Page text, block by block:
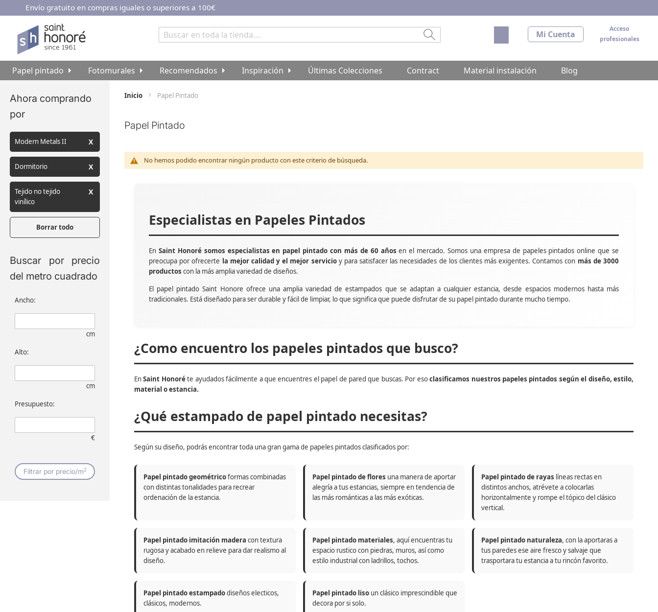
Ir
contenido
Envío gratuito en compras iguales o superiores a 100€
Acceso
profesionales
Mi Cuenta
Mi carrito
Papel pintado Fotomurales Recomendados Inspiración Últimas Colecciones Contract Material instalación Blog
Inicio Papel Pintado
Papel Pintado
No hemos podido encontrar ningún producto con este criterio de búsqueda.
Especialistas en Papeles Pintados
En Saint Honoré somos especialistas en papel pintado con más de 60 años en el mercado. Somos una empresa de papeles pintados online que se
preocupa por ofrecerte la mejor calidad y el mejor servicioy para satisfacer las necesidades de los clientes más exigentes. Contamos con más de 3000
productos con la más amplia variedad de diseños.
El papel pintado Saint Honore ofrece una amplia variedad de estampados que se adaptan a cualquier estancia, desde espacios modernos hasta más
tradicionales. Está diseñado para ser durable y fácil de limpiar, lo que significa que puede disfrutar de su papel pintado durante mucho tiempo.
¿Como encuentro los papeles pintados que busco?
EnSaint Honoréte ayudados fácilmente a que encuentres el papel de pared que buscas. Por esoclasificamos nuestros papeles pintados según el diseño, estilo,
material o estancia.
¿Qué estampado de papel pintado necesitas?
Según su diseño, podrás encontrar toda una gran gama de papeles pintados clasificados por:
Papel pintado geométricoformas combinadas
con distintas tonalidades para recrear
ordenación de la estancia.
Papel pintado de flores una manera de aportar
alegría a tus estancias, siempre en tendencia de
las más románticas a las más exóticas.
Papel pintado de rayas líneas rectas en
distintos anchos, atrévete a colocarlas
horizontalmente y rompe el tópico del clásico
vertical.
Papel pintado imitación madera con textura
rugosa y acabado en relieve para dar realismo al
diseño.
Papel pintado materiales, aquí encuentras tu
espacio rustico con piedras, muros, así como
estilo industrial con ladrillos, tochos.
Papel pintado naturaleza, con la aportaras a
tus paredes ese aire fresco y salvaje que
trasportara tu estancia a tu rincón favorito.
Papel pintado estampadodiseños electicos,
clásicos, modernos.
Papel pintado liso un clásico imprescindible que
decora por si solo.
Buscar por precio
del metro cuadrado
Ancho:
cm
Alto:
cm
Presupuesto:
€
Filtrar por precio/m2
Ahora comprando
por
Modern Metals II
Dormitorio
Tejido no tejido
vinílico
Borrar todo